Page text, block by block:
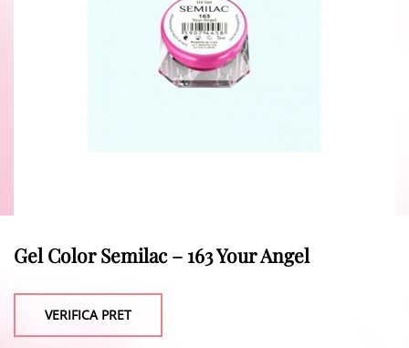
Gel Color Semilac – 163 Your Angel
VERIFICA PRET